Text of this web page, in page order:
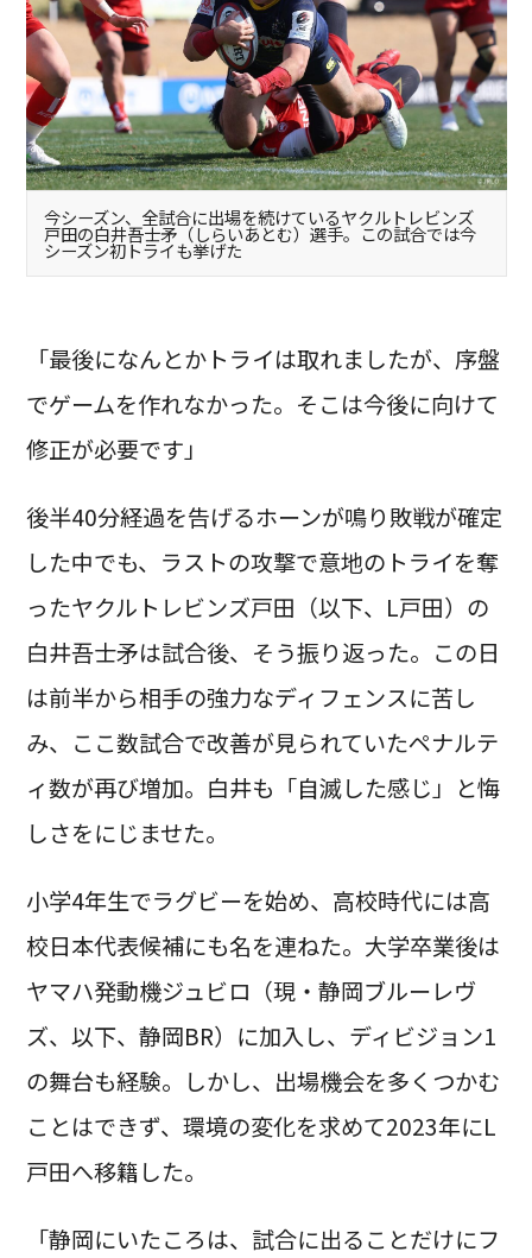
今シーズン、全試合に出場を続けているヤクルトレビンズ
戸田の白井吾士矛（しらいあとむ）選手。この試合では今
シーズン初トライも挙げた
「最後になんとかトライは取れましたが、序盤
でゲームを作れなかった。そこは今後に向けて
修正が必要です」
後半40分経過を告げるホーンが鳴り敗戦が確定
した中でも、ラストの攻撃で意地のトライを奪
ったヤクルトレビンズ戸田（以下、L戸田）の
白井吾士矛は試合後、そう振り返った。この日
は前半から相手の強力なディフェンスに苦し
み、ここ数試合で改善が見られていたペナルテ
ィ数が再び増加。白井も「自滅した感じ」と悔
しさをにじませた。
小学4年生でラグビーを始め、高校時代には高
校日本代表候補にも名を連ねた。大学卒業後は
ヤマハ発動機ジュビロ（現・静岡ブルーレヴ
ズ、以下、静岡BR）に加入し、ディビジョン1
の舞台も経験。しかし、出場機会を多くつかむ
ことはできず、環境の変化を求めて2023年にL
戸田へ移籍した。
「静岡にいたころは、試合に出ることだけにフ